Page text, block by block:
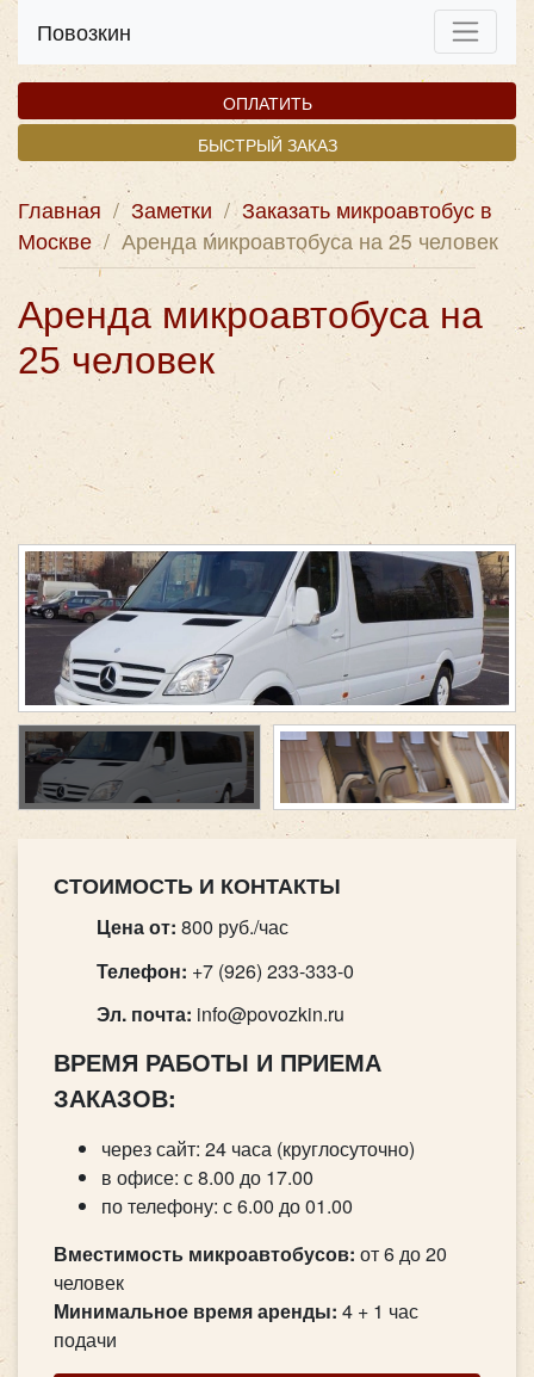
Повозкин
ОПЛАТИТЬ
БЫСТРЫЙ ЗАКАЗ
Главная / Заметки / Заказать микроавтобус в
Москве / Аренда микроавтобуса на 25 человек
Аренда микроавтобуса на
25 человек
СТОИМОСТЬ И КОНТАКТЫ
Цена от: 800 руб./час
Телефон: +7 (926) 233-333-0
Эл. почта: info@povozkin.ru
ВРЕМЯ РАБОТЫ И ПРИЕМА
ЗАКАЗОВ:
через сайт: 24 часа (круглосуточно)
в офисе: с 8.00 до 17.00
по телефону: с 6.00 до 01.00
Вместимость микроавтобусов: от 6 до 20
человек
Минимальное время аренды: 4 + 1 час
подачи